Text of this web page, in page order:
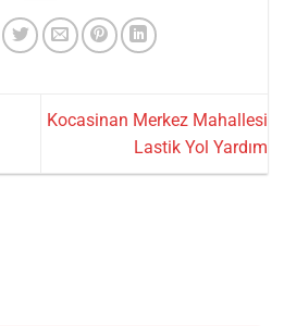
Kocasinan Merkez Mahallesi
Lastik Yol Yardım